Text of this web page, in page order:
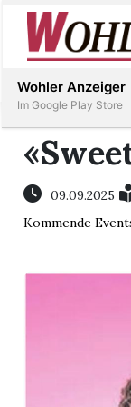
Immobilien
09.09.2025
Kommende
Wohler Anzeiger
Im Google Play Store